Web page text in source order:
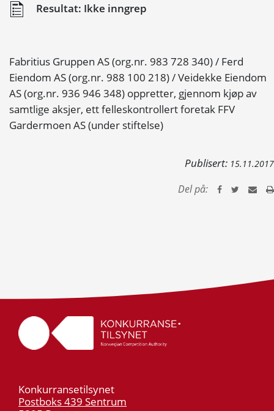
Resultat: Ikke inngrep
Fabritius Gruppen AS (org.nr. 983 728 340) / Ferd
Eiendom AS (org.nr. 988 100 218) / Veidekke Eiendom
AS (org.nr. 936 946 348) oppretter, gjennom kjøp av
samtlige aksjer, ett felleskontrollert foretak FFV
Gardermoen AS (under stiftelse)
Publisert: 15.11.2017
Del på:
Konkurransetilsynet
Postboks 439 Sentrum